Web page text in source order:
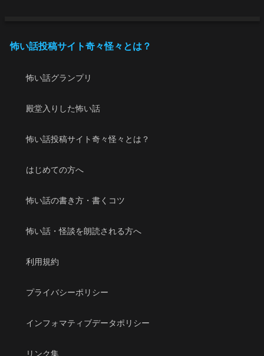
怖い話投稿サイト奇々怪々とは？
怖い話グランプリ
殿堂入りした怖い話
怖い話投稿サイト奇々怪々とは？
はじめての方へ
怖い話の書き方・書くコツ
怖い話・怪談を朗読される方へ
利用規約
プライバシーポリシー
インフォマティブデータポリシー
リンク集